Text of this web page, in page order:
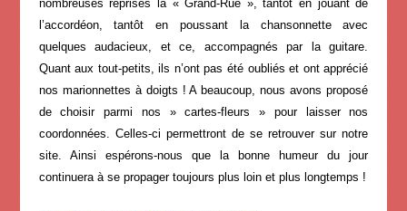
nombreuses reprises la « Grand-Rue », tantôt en jouant de
l’accordéon, tantôt en poussant la chansonnette avec
quelques audacieux, et ce, accompagnés par la guitare.
Quant aux tout-petits, ils n’ont pas été oubliés et ont apprécié
nos marionnettes à doigts ! A beaucoup, nous avons proposé
de choisir parmi nos » cartes-fleurs » pour laisser nos
coordonnées. Celles-ci permettront de se retrouver sur notre
site. Ainsi espérons-nous que la bonne humeur du jour
continuera à se propager toujours plus loin et plus longtemps !